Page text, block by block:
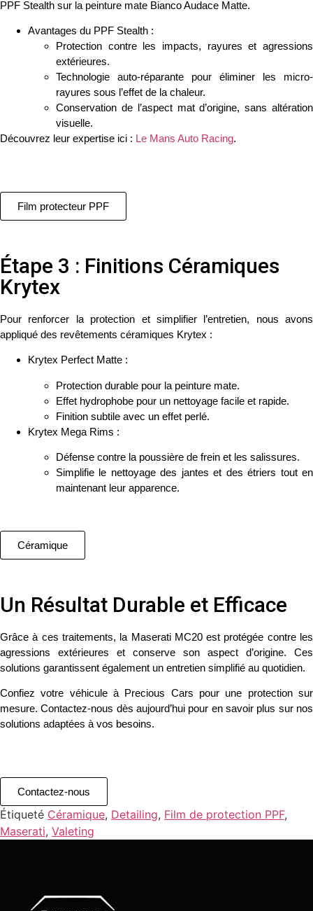
PPF Stealth sur la peinture mate Bianco Audace Matte.
Avantages du PPF Stealth :
Protection contre les impacts, rayures et agressions
extérieures.
Technologie auto-réparante pour éliminer les micro-
rayures sous l’effet de la chaleur.
Conservation de l’aspect mat d’origine, sans altération
visuelle.
Découvrez leur expertise ici : Le Mans Auto Racing.
Film protecteur PPF
Étape 3 : Finitions Céramiques
Krytex
Pour renforcer la protection et simplifier l’entretien, nous avons
appliqué des revêtements céramiques Krytex :
Krytex Perfect Matte :
Protection durable pour la peinture mate.
Effet hydrophobe pour un nettoyage facile et rapide.
Finition subtile avec un effet perlé.
Krytex Mega Rims :
Défense contre la poussière de frein et les salissures.
Simplifie le nettoyage des jantes et des étriers tout en
maintenant leur apparence.
Céramique
Un Résultat Durable et Efficace
Grâce à ces traitements, la Maserati MC20 est protégée contre les
agressions extérieures et conserve son aspect d’origine. Ces
solutions garantissent également un entretien simplifié au quotidien.
Confiez votre véhicule à Precious Cars pour une protection sur
mesure.Contactez-nous dès aujourd’hui pour en savoir plus sur nos
solutions adaptées à vos besoins.
Contactez-nous
Étiqueté Céramique, Detailing, Film de protection PPF,
Maserati, Valeting